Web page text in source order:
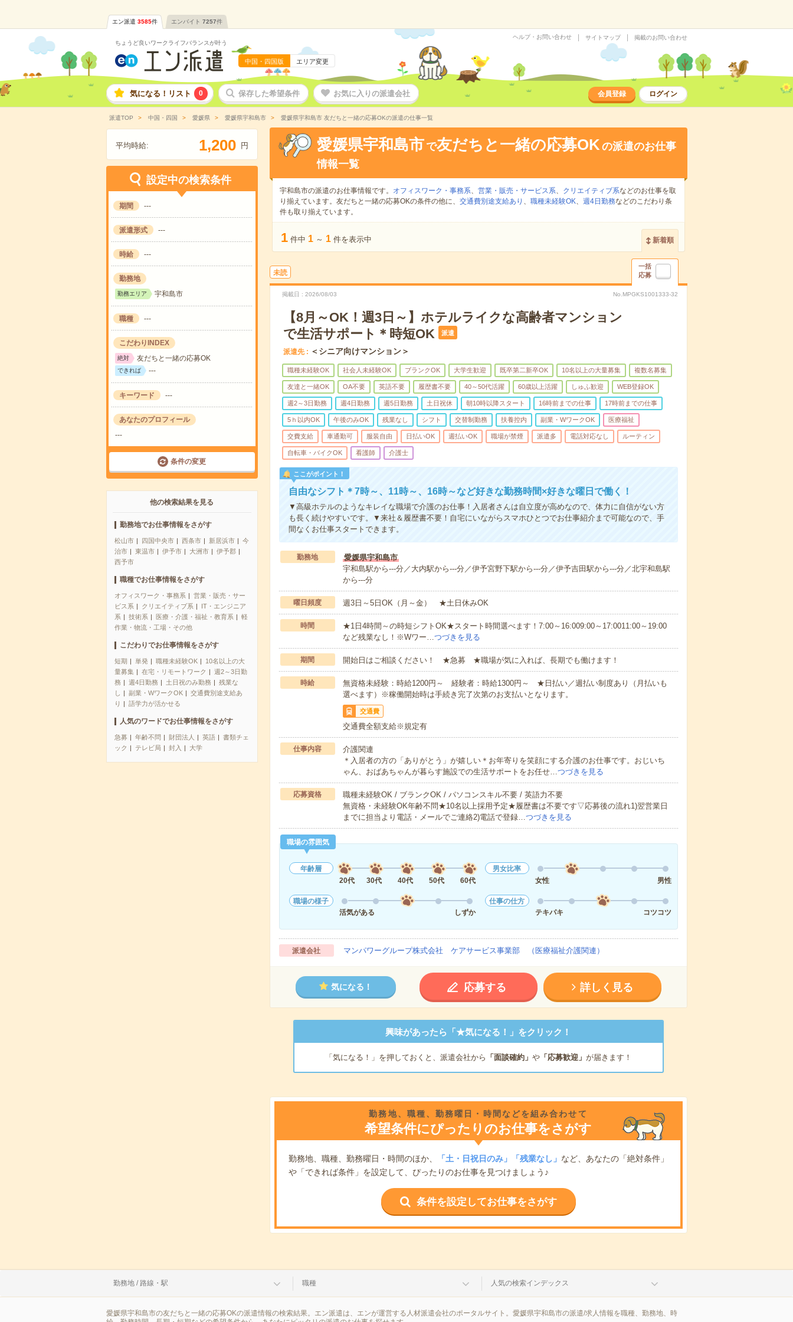
エン派遣 3585件 エンバイト 7257件
ちょうど良いワークライフバランスが叶う
中国・四国版 エリア変更
ヘルプ・お問い合わせ サイトマップ 掲載のお問い合わせ
気になる！リスト 0 保存した希望条件 お気に入りの派遣会社 会員登録 ログイン
派遣TOP 中国・四国 愛媛県 愛媛県宇和島市 愛媛県宇和島市 友だちと一緒の応募OKの派遣の仕事一覧
平均時給: 1,200 円
設定中の検索条件
期間 ---
派遣形式 ---
時給 ---
勤務地
勤務エリア 宇和島市
職種 ---
こだわりINDEX
絶対 友だちと一緒の応募OK
できれば ---
キーワード ---
あなたのプロフィール
---
条件の変更
他の検索結果を見る
勤務地でお仕事情報をさがす
松山市 四国中央市 西条市 新居浜市
今
治市
東温市 伊予市 大洲市
伊予郡
西予市
職種でお仕事情報をさがす
オフィスワーク・事務系
営業・販売・サー
ビス系
クリエイティブ系
IT・エンジニア
系
技術系 医療・介護・福祉・教育系
軽
作業・物流・工場・その他
こだわりでお仕事情報をさがす
短期 単発 職種未経験OK
10名以上の大
量募集
在宅・リモートワーク
週2～3日勤
務
週4日勤務 土日祝のみ勤務
残業な
し
副業・WワークOK
交通費別途支給あ
り
語学力が活かせる
人気のワードでお仕事情報をさがす
急募 年齢不問 財団法人 英語
書類チェ
ック
テレビ局 封入 大学
愛媛県宇和島市 で友だちと一緒の応募OKの派遣のお仕事
情報一覧
宇和島市の派遣のお仕事情報です。 オフィスワーク・事務系、 営業・販売・サービス系、 クリエイティブ系などのお仕事を取
り揃えています。友だちと一緒の応募OKの条件の他に、 交通費別途支給あり 、 職種未経験OK、 週4日勤務などのこだわり条
件も取り揃えています。
1 件中 1 ～ 1 件を表示中 新着順
未読
一括
応募
掲載日 2026/08/03 No.MPGKS1001333-32
【8月～OK！週3日～】ホテルライクな高齢者マンション
で生活サポート＊時短OK
派遣
派遣先 ＜シニア向けマンション＞
職種未経験OK 社会人未経験OK ブランクOK 大学生歓迎 既卒第二新卒OK 10名以上の大量募集 複数名募集
友達と一緒OK OA不要 英語不要 履歴書不要 40～50代活躍 60歳以上活躍 しゅふ歓迎 WEB登録OK
週2～3日勤務 週4日勤務 週5日勤務 土日祝休 朝10時以降スタート 16時前までの仕事 17時前までの仕事
5ｈ以内OK 午後のみOK 残業なし シフト 交替制勤務 扶養控内 副業・WワークOK 医療福祉
交費支給 車通勤可 服装自由 日払いOK 週払いOK 職場が禁煙 派遣多 電話対応なし ルーティン
自転車・バイクOK 看護師 介護士
ここがポイント！
自由なシフト＊7時～、11時～、16時～など好きな勤務時間×好きな曜日で働く！
▼高級ホテルのようなキレイな職場で介護のお仕事！入居者さんは自立度が高めなので、体力に自信がない方
も長く続けやすいです。▼来社＆履歴書不要！自宅にいながらスマホひとつでお仕事紹介まで可能なので、手
間なくお仕事スタートできます。
勤務地
愛媛県宇和島市
宇和島駅から---分／大内駅から---分／伊予宮野下駅から---分／伊予吉田駅から---分／北宇和島駅
から---分
曜日頻度 週3日～5日OK（月～金） ★土日休みOK
時間
★1日4時間～の時短シフトOK★スタート時間選べます！7:00～16:009:00～17:0011:00～19:00
など残業なし！※Wワー…つづきを見る
期間 開始日はご相談ください！ ★急募 ★職場が気に入れば、長期でも働けます！
時給
無資格未経験：時給1200円～ 経験者：時給1300円～ ★日払い／週払い制度あり（月払いも
選べます）※稼働開始時は手続き完了次第のお支払いとなります。
交通費
交通費全額支給※規定有
仕事内容
介護関連
＊入居者の方の「ありがとう」が嬉しい＊お年寄りを笑顔にする介護のお仕事です。おじいち
ゃん、おばあちゃんが暮らす施設での生活サポートをお任せ…つづきを見る
応募資格
職種未経験OK / ブランクOK / パソコンスキル不要 / 英語力不要
無資格・未経験OK年齢不問★10名以上採用予定★履歴書は不要です▽応募後の流れ1)翌営業日
までに担当より電話・メールでご連絡2)電話で登録…つづきを見る
職場の雰囲気
年齢層
20代
30代 40代 50代 60代
男女比率
女性
男性
職場の様子
活気がある
しずか
仕事の仕方
テキパキ
コツコツ
派遣会社 マンパワーグループ株式会社 ケアサービス事業部 （医療福祉介護関連）
気になる！ 応募する 詳しく見る
興味があったら「★気になる！」をクリック！
「気になる！」を押しておくと、派遣会社から 「面談確約」 や「応募歓迎」 が届きます！
勤務地、職種、勤務曜日・時間などを組み合わせて
希望条件にぴったりのお仕事をさがす
勤務地、職種、勤務曜日・時間のほか、 「土・日祝日のみ」「残業なし」 など、あなたの「絶対条件」
や「できれば条件」を設定して、ぴったりのお仕事を見つけましょう♪
条件を設定してお仕事をさがす
勤務地 / 路線・駅 職種 人気の検索インデックス
愛媛県宇和島市の友だちと一緒の応募OKの派遣情報の検索結果。エン派遣は、エンが運営する人材派遣会社のポータルサイト。愛媛県宇和島市の派遣/求人情報を職種、勤務地、時